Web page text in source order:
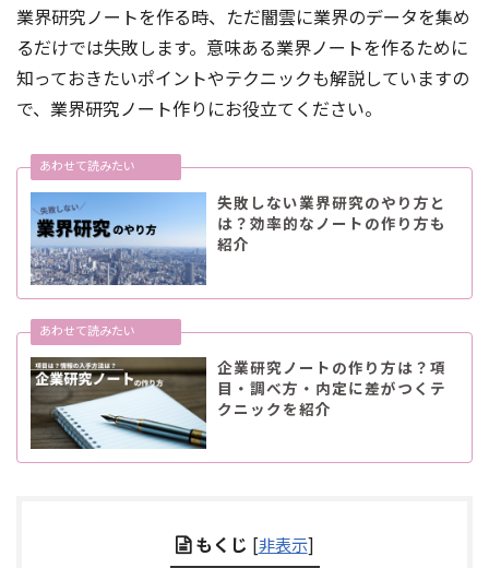
業界研究ノートを作る時、ただ闇雲に業界のデータを集め
るだけでは失敗します。意味ある業界ノートを作るために
知っておきたいポイントやテクニックも解説していますの
で、業界研究ノート作りにお役立てください。
失敗しない業界研究のやり方と
は？効率的なノートの作り方も
紹介
企業研究ノートの作り方は？項
目・調べ方・内定に差がつくテ
クニックを紹介
もくじ [非表示]